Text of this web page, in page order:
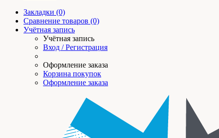
Закладки (0)
Сравнение товаров (0)
Учётная запись
Учётная запись
Вход / Регистрация
Оформление заказа
Корзина покупок
Оформление заказа